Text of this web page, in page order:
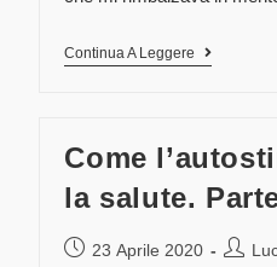
Continua A Leggere
Come
la salute.
23 Aprile 2020